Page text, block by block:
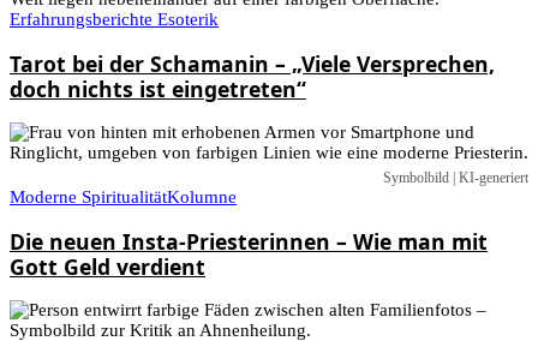
Erfahrungsberichte Esoterik
Tarot bei der Schamanin – „Viele Versprechen,
doch nichts ist eingetreten“
Symbolbild | KI-generiert
Moderne SpiritualitätKolumne
Die neuen Insta-Priesterinnen – Wie man mit
Gott Geld verdient